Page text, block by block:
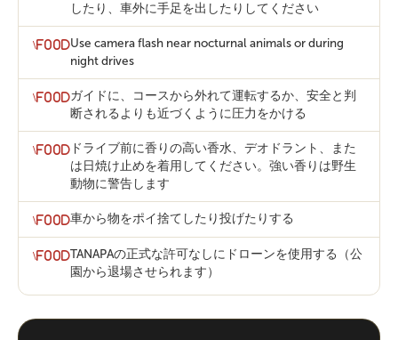
したり、車外に手足を出したりしてください
Use camera flash near nocturnal animals or during
night drives
ガイドに、コースから外れて運転するか、安全と判
断されるよりも近づくように圧力をかける
ドライブ前に香りの高い香水、デオドラント、また
は日焼け止めを着用してください。強い香りは野生
動物に警告します
車から物をポイ捨てしたり投げたりする
TANAPAの正式な許可なしにドローンを使用する（公
園から退場させられます）